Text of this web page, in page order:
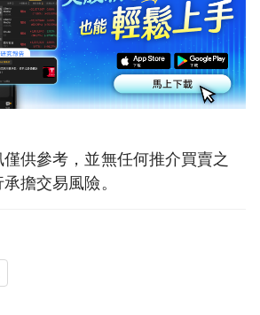
供參考，並無任何推介買賣之
擔交易風險。